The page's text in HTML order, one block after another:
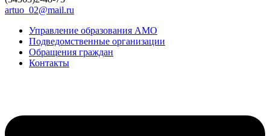
artuo_02@mail.ru
Управление образования АМО
Подведомственные организации
Обращения граждан
Контакты